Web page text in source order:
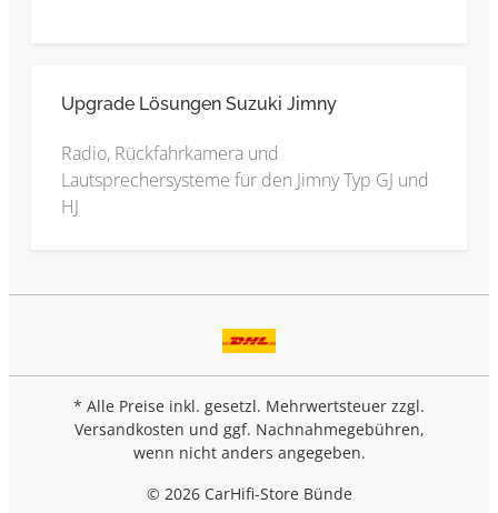
Upgrade Lösungen Suzuki Jimny
Radio, Rückfahrkamera und
Lautsprechersysteme für den Jimny Typ GJ und
HJ
* Alle Preise inkl. gesetzl. Mehrwertsteuer zzgl.
Versandkosten und ggf. Nachnahmegebühren,
wenn nicht anders angegeben.
© 2026 CarHifi-Store Bünde